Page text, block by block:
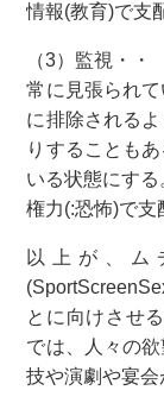
情報(教育)で支
（3）監視・・
常に見張られ
に排除される
りすることも
いる状態にする
権力(:恐怖)で支
以上が、ム
とに向けさせ
では、人々の
技や演劇や宴会